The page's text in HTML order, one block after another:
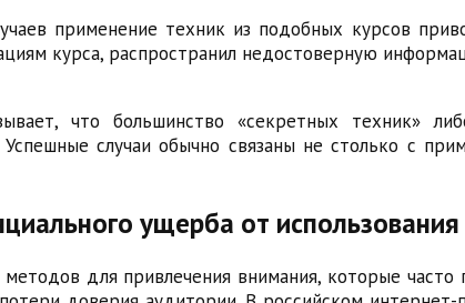
применение техник из подобных курсов
курса, распространил недостоверную
что большинство «секретных техник»
случаи обычно связаны не столько с
ущерба от
для привлечения внимания, которые